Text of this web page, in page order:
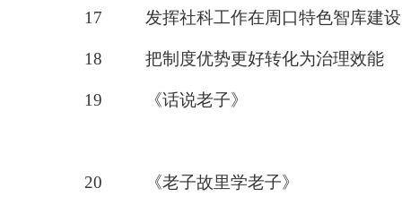
17 发挥社科工作在周口特色智库建
18 把制度优势更好转化为治理效能
19 《话说老子》
20 《老子故里学老子》